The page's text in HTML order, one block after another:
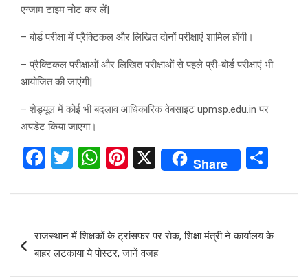
एग्जाम टाइम नोट कर लें|
– बोर्ड परीक्षा में प्रैक्टिकल और लिखित दोनों परीक्षाएं शामिल होंगी।
– प्रैक्टिकल परीक्षाओं और लिखित परीक्षाओं से पहले प्री-बोर्ड परीक्षाएं भी
आयोजित की जाएंगी|
– शेड्यूल में कोई भी बदलाव आधिकारिक वेबसाइट upmsp.edu.in पर
अपडेट किया जाएगा।
F
ce
o
T
tt
er
W
at
s
A
Pi
er
es
t
X Share
ar
navigation
राजस्थान में शिक्षकों के ट्रांसफर पर रोक, शिक्षा मंत्री ने कार्यालय के
बाहर लटकाया ये पोस्टर, जानें वजह